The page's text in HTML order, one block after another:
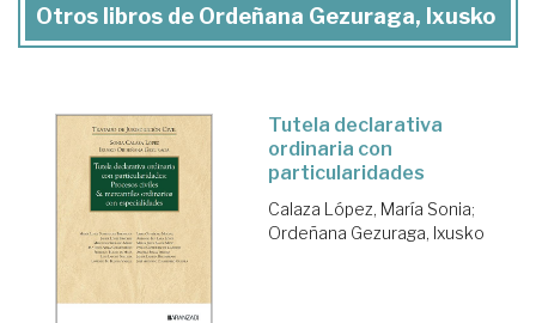
Otros libros de Ordeñana Gezuraga, Ixusko
Tutela declarativa
ordinaria con
particularidades
Calaza López, María Sonia;
Ordeñana Gezuraga, Ixusko